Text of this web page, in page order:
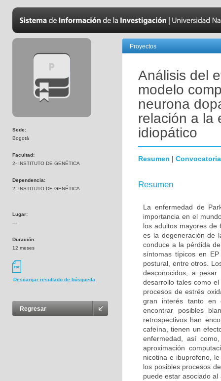
Sede:
Bogotá
Facultad:
2- INSTITUTO DE GENÉTICA
Dependencia:
2- INSTITUTO DE GENÉTICA
Lugar:
---
Duración:
12 meses
Descargar resultado de búsqueda
Regresar
Proyectos
Análisis del
modelo
neurona
relación a la
idiopático
Resumen | Convocatoria
Resumen
La enfermedad de
importancia en el
los adultos mayores de
es la degeneración de
conduce a la pérdida
síntomas típicos en
postural, entre otros.
desconocidos, a
desarrollo tales como
procesos de estrés
gran interés tanto en
encontrar posibles
retrospectivos han
cafeína, tienen un
enfermedad, así
aproximación
nicotina e ibuprofeno,
los posibles procesos
puede estar asociado